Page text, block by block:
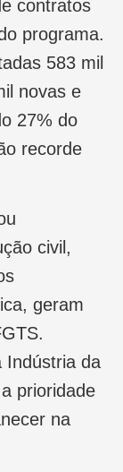
contratos
programa.
583 mil
novas e
27% do
recorde
civil,
geram
Indústria da
prioridade
na